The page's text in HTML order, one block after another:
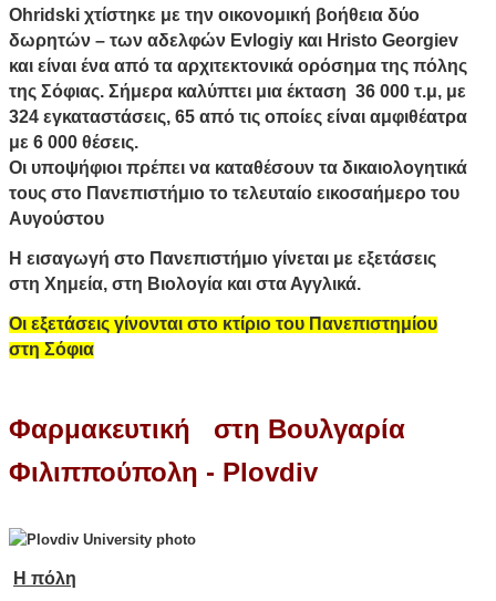
Ohridski χτίστηκε με την οικονομική βοήθεια δύο
δωρητών – των αδελφών Evlogiy και Hristo Georgiev
και είναι ένα από τα αρχιτεκτονικά ορόσημα της πόλης
της Σόφιας. Σήμερα καλύπτει μια έκταση 36 000 τ.μ, με
324 εγκαταστάσεις, 65 από τις οποίες είναι αμφιθέατρα
με 6 000 θέσεις.
Οι υποψήφιοι πρέπει να καταθέσουν τα δικαιολογητικά
τους στο Πανεπιστήμιο το τελευταίο εικοσαήμερο του
Αυγούστου
Η εισαγωγή στο Πανεπιστήμιο γίνεται με εξετάσεις
στη Χημεία, στη Βιολογία και στα Αγγλικά.
Οι εξετάσεις γίνονται στο κτίριο του Πανεπιστημίου
στη Σόφια
Φαρμακευτική στη Βουλγαρία
Φιλιππούπολη - Plovdiv
Η πόλη